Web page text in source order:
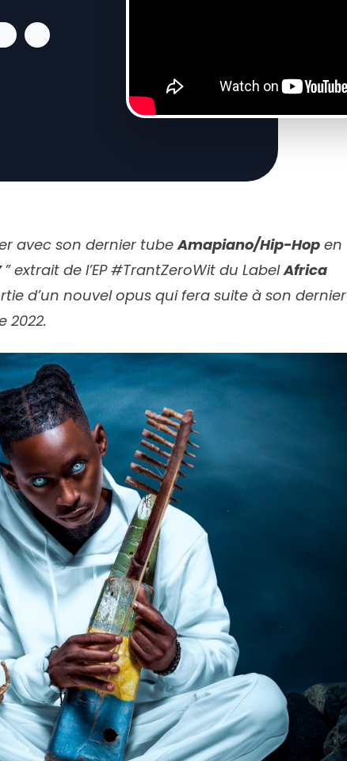
avec son dernier tubeAmapiano/Hip-Hop en
” extrait de l’EP#TrantZeroWit du LabelAfrica
d’un nouvel opus qui fera suite à son dernier
2022.